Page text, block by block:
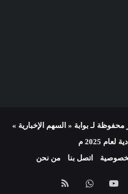
لـ بوابة « السهم الإخبارية »
لعام 2025 م
اتصل بنا من نحن
يوتيوبواتسابملخص